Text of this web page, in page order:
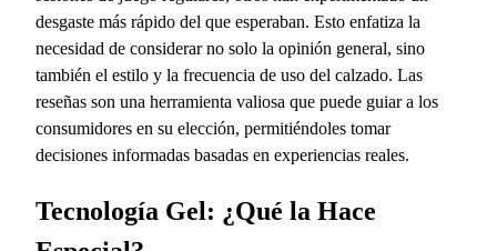
desgaste más rápido del que esperaban. Esto enfatiza la
necesidad de considerar no solo la opinión general, sino
también el estilo y la frecuencia de uso del calzado. Las
reseñas son una herramienta valiosa que puede guiar a los
consumidores en su elección, permitiéndoles tomar
decisiones informadas basadas en experiencias reales.
Tecnología Gel: ¿Qué la Hace